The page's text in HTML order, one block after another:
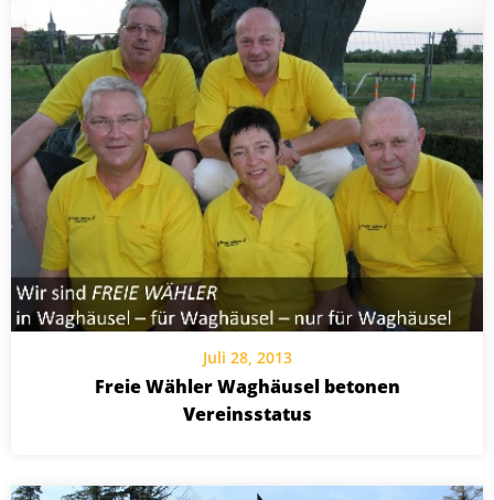
Juli 28, 2013
Freie Wähler Waghäusel betonen
Vereinsstatus